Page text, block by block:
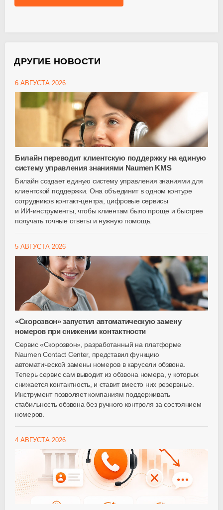
ДРУГИЕ НОВОСТИ
6 АВГУСТА 2026
Билайн переводит клиентскую поддержку на единую
систему управления знаниями Naumen KMS
Билайн создает единую систему управления знаниями для
клиентской поддержки. Она объединит в одном контуре
сотрудников контакт-центра, цифровые сервисы
и ИИ-инструменты, чтобы клиентам было проще и быстрее
получать точные ответы и нужную помощь.
5 АВГУСТА 2026
«Скорозвон» запустил автоматическую замену
номеров при снижении контактности
Сервис «Скорозвон», разработанный на платформе
Naumen Contact Center, представил функцию
автоматической замены номеров в карусели обзвона.
Теперь сервис сам выводит из обзвона номера, у которых
снижается контактность, и ставит вместо них резервные.
Инструмент позволяет компаниям поддерживать
стабильность обзвона без ручного контроля за состоянием
номеров.
4 АВГУСТА 2026